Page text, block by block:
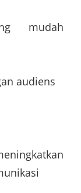
mudah
audiens